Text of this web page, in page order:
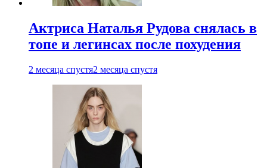
Актриса Наталья Рудова снялась в
топе и легинсах после похудения
2 месяца спустя2 месяца спустя